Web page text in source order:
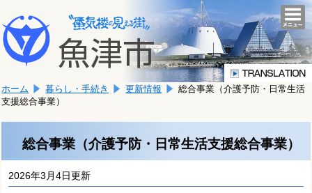
文
へ
移
ま
す。
こ
か
文
で
す。
ホーム 暮らし・手続き 更新情報
総合事業（介護予防・日常生活
支援総合事業）
総合事業（介護予防・日常生活支援総合事業）
2026年3月4日更新